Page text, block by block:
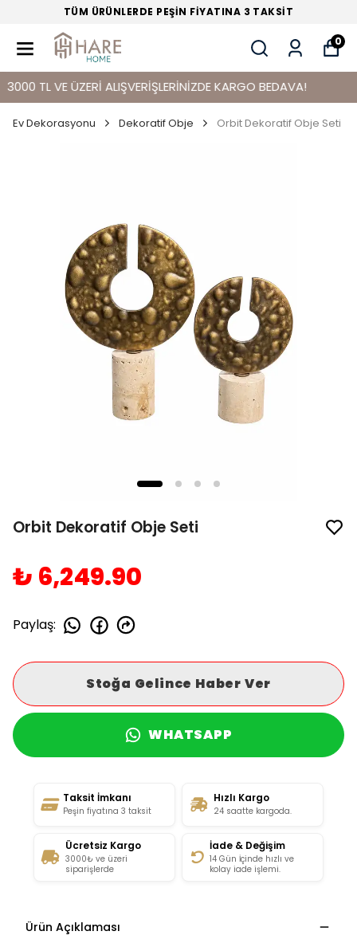
TÜM ÜRÜNLERDE PEŞİN FİYATINA 3 TAKSİT
0
TL VE ÜZERİ ALIŞVERİŞLERİNİZDE KARGO BEDAVA!
Ev Dekorasyonu Dekoratif Obje Orbit Dekoratif Obje Seti
Orbit Dekoratif Obje Seti
₺ 6,249.90
Paylaş:
Stoğa Gelince Haber Ver
WHATSAPP
Taksit İmkanı
Peşin fiyatına 3 taksit
Hızlı Kargo
24 saatte kargoda.
Ücretsiz Kargo
3000₺ ve üzeri
siparişlerde
İade & Değişim
14 Gün İçinde hızlı ve
kolay iade işlemi.
Ürün Açıklaması